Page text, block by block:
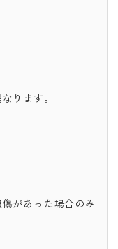
ります。
があった場合のみ